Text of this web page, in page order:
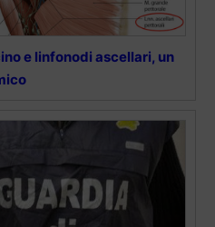
e linfonodi ascellari, un